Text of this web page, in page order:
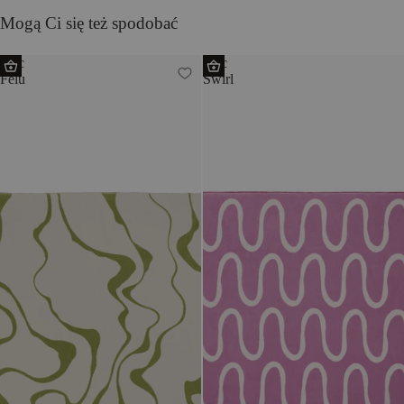
Mogą Ci się też spodobać
Koc
Felu
Koc
Swirl